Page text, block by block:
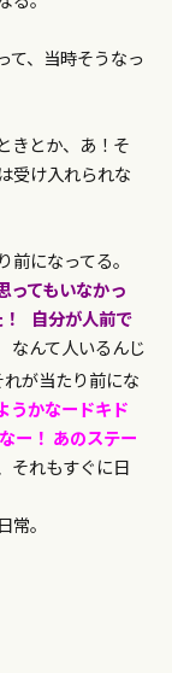
て、当時そうなっ
きとか、あ！そ
受け入れられな
になってる。
ってもいなかっ
自分が人前で
なんて人いるんじ
が当たり前にな
うかなードキド
ー！ あのステー
それもすぐに日
。